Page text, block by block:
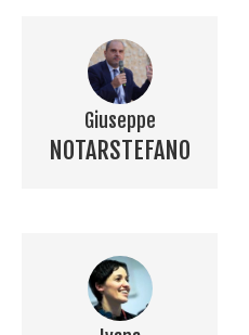
Giuseppe
NOTARSTEFANO